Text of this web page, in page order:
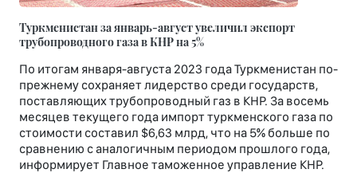
Туркменистан за январь-август увеличил экспорт
трубопроводного газа в КНР на 5%
По итогам января-августа 2023 года Туркменистан по-
прежнему сохраняет лидерство среди государств,
поставляющих трубопроводный газ в КНР. За восемь
месяцев текущего года импорт туркменского газа по
стоимости составил $6,63 млрд, что на 5% больше по
сравнению с аналогичным периодом прошлого года,
информирует Главное таможенное управление КНР.